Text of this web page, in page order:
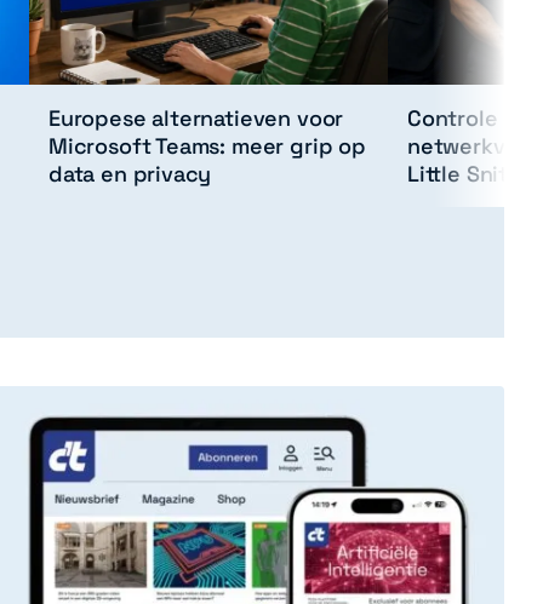
Europese alternatieven voor
Microsoft Teams: meer grip op
data en privacy
Controle
Little Snitch